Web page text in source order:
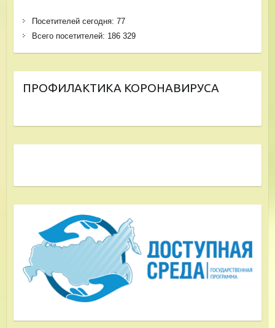
Посетителей сегодня: 77
Всего посетителей: 186 329
ПРОФИЛАКТИКА КОРОНАВИРУСА